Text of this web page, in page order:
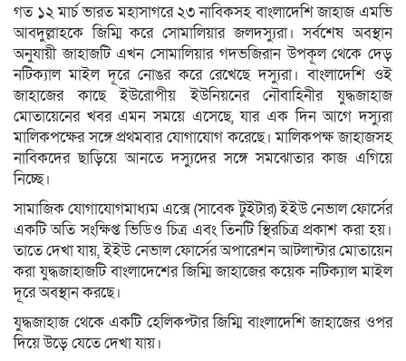
গত ১২ মার্চ ভারত মহাসাগরে ২৩ নাবিকসহ বাংলাদেশি জাহাজ এমভি
আবদুল্লাহকে জিম্মি করে সোমালিয়ার জলদস্যুরা। সর্বশেষ অবস্থান
অনুযায়ী জাহাজটি এখন সোমালিয়ার গদভজিরান উপকূল থেকে দেড়
নটিক্যাল মাইল দূরে নোঙর করে রেখেছে দস্যুরা। বাংলাদেশি ওই
জাহাজের কাছে ইউরোপীয় ইউনিয়নের নৌবাহিনীর যুদ্ধজাহাজ
মোতায়েনের খবর এমন সময়ে এসেছে, যার এক দিন আগে দস্যুরা
মালিকপক্ষের সঙ্গে প্রথমবার যোগাযোগ করেছে। মালিকপক্ষ জাহাজসহ
নাবিকদের ছাড়িয়ে আনতে দস্যুদের সঙ্গে সমঝোতার কাজ এগিয়ে
নিচ্ছে।
সামাজিক যোগাযোগমাধ্যম এক্সে (সাবেক টুইটার) ইইউ নেভাল ফোর্সের
একটি অতি সংক্ষিপ্ত ভিডিও চিত্র এবং তিনটি স্থিরচিত্র প্রকাশ করা হয়।
তাতে দেখা যায়, ইইউ নেভাল ফোর্সের অপারেশন আটলান্টার মোতায়েন
করা যুদ্ধজাহাজটি বাংলাদেশের জিম্মি জাহাজের কয়েক নটিক্যাল মাইল
দূরে অবস্থান করছে।
যুদ্ধজাহাজ থেকে একটি হেলিকপ্টার জিম্মি বাংলাদেশি জাহাজের ওপর
দিয়ে উড়ে যেতে দেখা যায়।